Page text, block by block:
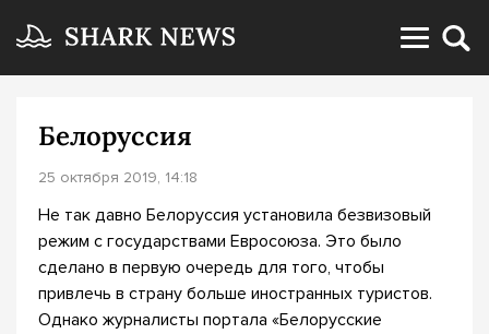
Белоруссия
25 октября 2019, 14:18
Не так давно Белоруссия установила безвизовый
режим с государствами Евросоюза. Это было
сделано в первую очередь для того, чтобы
привлечь в страну больше иностранных туристов.
Однако журналисты портала «Белорусские